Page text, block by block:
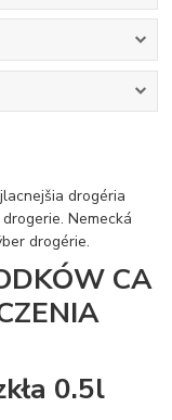
drogéria
Nemecká
drogérie.
CA
0.5l